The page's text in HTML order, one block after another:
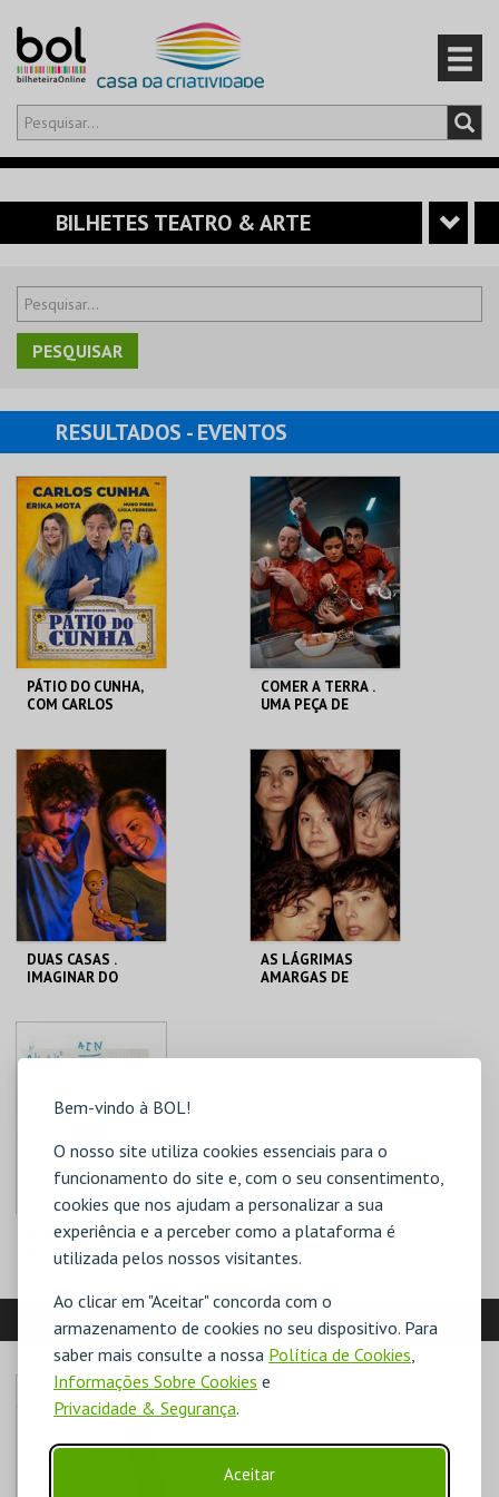
Bem-vindo à BOL!
O nosso site utiliza cookies essenciais para o
funcionamento do site e, com o seu consentimento,
cookies que nos ajudam a personalizar a sua
experiência e a perceber como a plataforma é
utilizada pelos nossos visitantes.
Ao clicar em "Aceitar" concorda com o
armazenamento de cookies no seu dispositivo. Para
saber mais consulte a nossa Política de Cookies,
Informações Sobre Cookies e
Privacidade & Segurança.
Aceitar
Olá,iniciar sessão
CARRINHO 0
CARTÕES
BILHETES TEATRO & ARTE
RESULTADOS - EVENTOS
PÁTIO DO CUNHA,
COM CARLOS
CASA DA
CRIATIVIDADE
MAIS INFO
COMPRAR
COMER A TERRA .
UMA PEÇA DE
CASA DA
CRIATIVIDADE
MAIS INFO
COMPRAR
DUAS CASAS .
IMAGINAR DO
CRIATIVIDADE
MAIS INFO
COMPRAR
AS LÁGRIMAS
AMARGAS DE
COMPRAR
A INVENÇÃO DA
NATUREZA, DE GIRA
SOL AZUL
CASA DA
CRIATIVIDADE
MAIS INFO
COMPRAR
RESULTADOS RELACIONADOS